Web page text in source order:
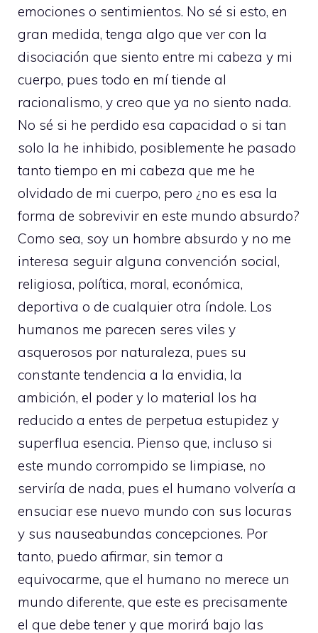
emociones o sentimientos. No sé si esto, en
gran medida, tenga algo que ver con la
disociación que siento entre mi cabeza y mi
cuerpo, pues todo en mí tiende al
racionalismo, y creo que ya no siento nada.
No sé si he perdido esa capacidad o si tan
solo la he inhibido, posiblemente he pasado
tanto tiempo en mi cabeza que me he
olvidado de mi cuerpo, pero ¿no es esa la
forma de sobrevivir en este mundo absurdo?
Como sea, soy un hombre absurdo y no me
interesa seguir alguna convención social,
religiosa, política, moral, económica,
deportiva o de cualquier otra índole. Los
humanos me parecen seres viles y
asquerosos por naturaleza, pues su
constante tendencia a la envidia, la
ambición, el poder y lo material los ha
reducido a entes de perpetua estupidez y
superflua esencia. Pienso que, incluso si
este mundo corrompido se limpiase, no
serviría de nada, pues el humano volvería a
ensuciar ese nuevo mundo con sus locuras
y sus nauseabundas concepciones. Por
tanto, puedo afirmar, sin temor a
equivocarme, que el humano no merece un
mundo diferente, que este es precisamente
el que debe tener y que morirá bajo las